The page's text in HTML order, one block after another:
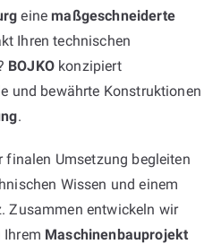
einemaßgeschneiderte
Ihren technischen
BOJKOkonzipiert
und bewährte Konstruktionen
.
finalen Umsetzung begleiten
Wissen und einem
Zusammen entwickeln wir
Ihrem Maschinenbauprojekt